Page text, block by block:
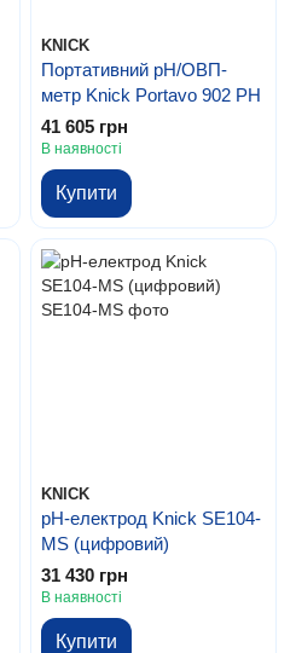
KNICK
Портативний pH/ОВП-
метр Knick Portavo 902 PH
41 605 грн
В наявності
Купити
KNICK
pH-електрод Knick SE104-
MS (цифровий)
31 430 грн
В наявності
Купити